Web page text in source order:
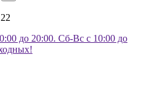
до 20:00. Сб-Вс с 10:00 до